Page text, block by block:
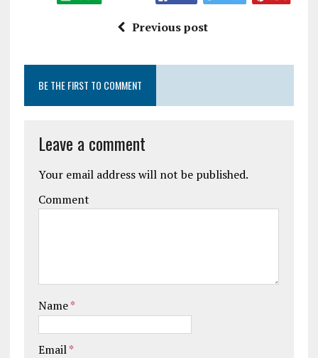
Previous post
BE THE FIRST TO COMMENT
Leave a comment
Your email address will not be published.
Comment
Name*
Email*